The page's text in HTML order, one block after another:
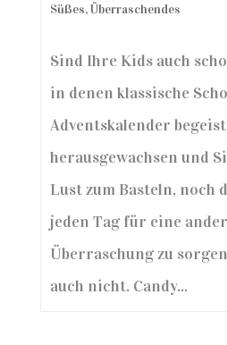
Süßes,Überraschendes
Sind Ihre Kids auch
in denen klassische
Adventskalender
herausgewachsen und
Lust zum Basteln, noch
jeden Tag für eine
Überraschung zu
auch nicht. Candy...